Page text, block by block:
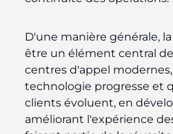
D'une manière générale,
être un élément central
centres d'appel
technologie progresse et
clients évoluent, en
améliorant l'expérience